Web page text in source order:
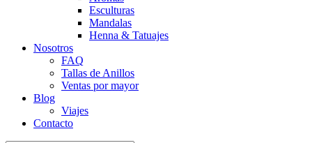
Esculturas
Mandalas
Henna & Tatuajes
Nosotros
FAQ
Tallas de Anillos
Ventas por mayor
Blog
Viajes
Contacto